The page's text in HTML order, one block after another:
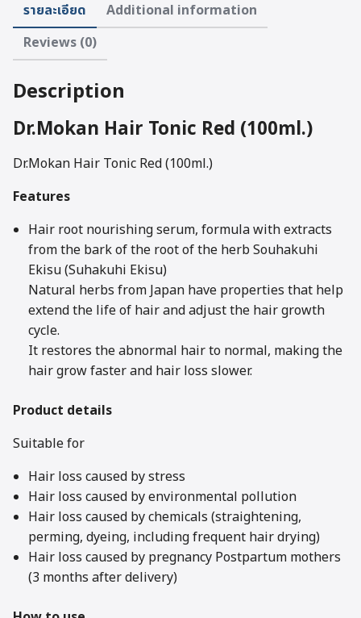
(100ml.)
quantity
รายละเอียด
Additional information
Reviews (0)
Description
Dr.Mokan Hair Tonic Red (100ml.)
Dr.Mokan Hair Tonic Red (100ml.)
Features
Hair root nourishing serum, formula with extracts
from the bark of the root of the herb Souhakuhi
Ekisu (Suhakuhi Ekisu)
Natural herbs from Japan have properties that help
extend the life of hair and adjust the hair growth
cycle.
It restores the abnormal hair to normal, making the
hair grow faster and hair loss slower.
Product details
Suitable for
Hair loss caused by stress
Hair loss caused by environmental pollution
Hair loss caused by chemicals (straightening,
perming, dyeing, including frequent hair drying)
Hair loss caused by pregnancy Postpartum mothers
(3 months after delivery)